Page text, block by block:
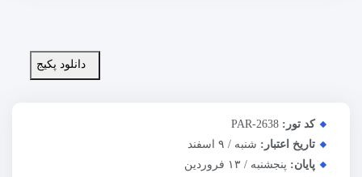
دانلود پکیج
کد تور: PAR-2638
تاریخ اعتبار: شنبه / ۹ اسفند
پایان: پنجشنبه / ۱۳ فروردین